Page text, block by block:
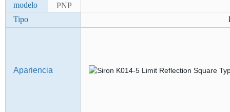
modelo
PNP
Tipo
Apariencia